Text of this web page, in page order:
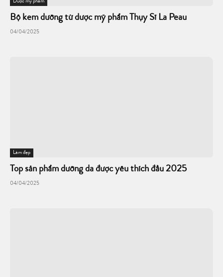
Dược mỹ phẩm
Bộ kem dưỡng từ dược mỹ phẩm Thụy Sĩ La Peau
04/04/2025
Làm đẹp
Top sản phẩm dưỡng da được yêu thích đầu 2025
04/04/2025